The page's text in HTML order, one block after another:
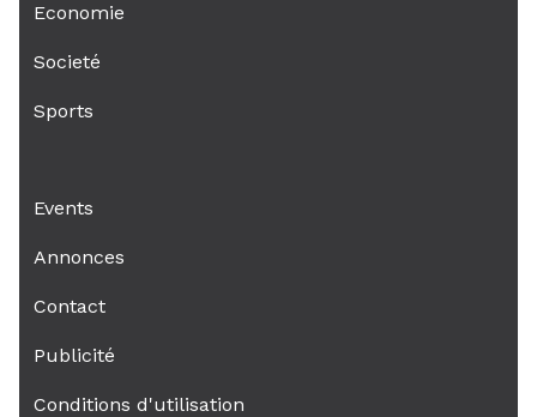
Economie
Societé
Sports
Events
Annonces
Contact
Publicité
Conditions d'utilisation